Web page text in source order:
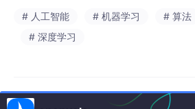
# 人工智能 # 机器学习 # 算法
# 深度学习